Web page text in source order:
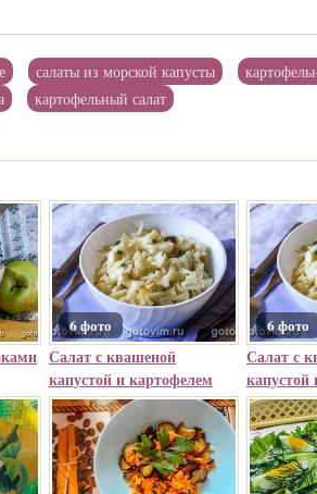
салаты из морской капусты
картофельный салат
6 фото
Салат с квашеной
капустой и картофелем
6 фото
Салат с